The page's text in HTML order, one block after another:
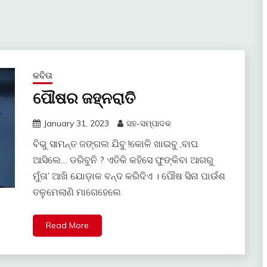
କବିତା
ପୌଷର ଜହ୍ନରାତି
January 31, 2023 ସହ-ସମ୍ପାଦକ
ବିଭୁ ସାମନ୍ତ ଜଙ୍ଗଲ ଯିବୁ !କୋଳି ଖାଇବୁ ,ବାଘ
ଆସିଲେ… ଡରିବୁନି ? ଏତିକି କହିସେ ଫୁଙ୍କିବା ଆଗରୁ
ମୁଁତା’ ଆଖି ଯୋଡ଼ାକ ବନ୍ଦ କରିଦିଏ । ପୌଷ ସିନା ପାଉଁଶ
ତଳୁମେଲାଣି ମାଗେହେଲେ
Read More